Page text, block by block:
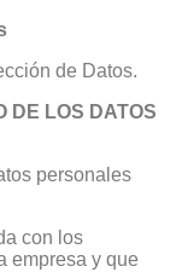
de Datos.
DE LOS DATOS
personales
con los
empresa y que